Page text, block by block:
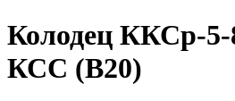
Колодец ККСр-
КСС (В20)